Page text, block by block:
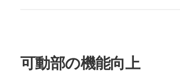
可動部の機能向上